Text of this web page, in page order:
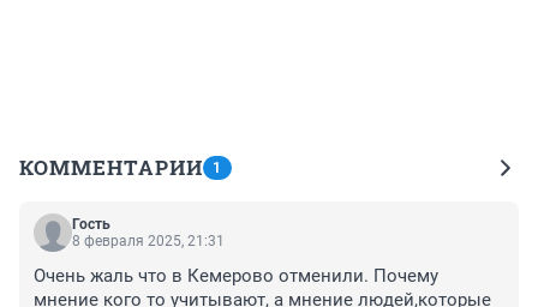
КОММЕНТАРИИ 1
Гость
8 февраля 2025, 21:31
Очень жаль что в Кемерово отменили. Почему
мнение кого то учитывают, а мнение людей,которые